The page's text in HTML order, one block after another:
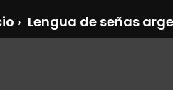
› Lengua de señas